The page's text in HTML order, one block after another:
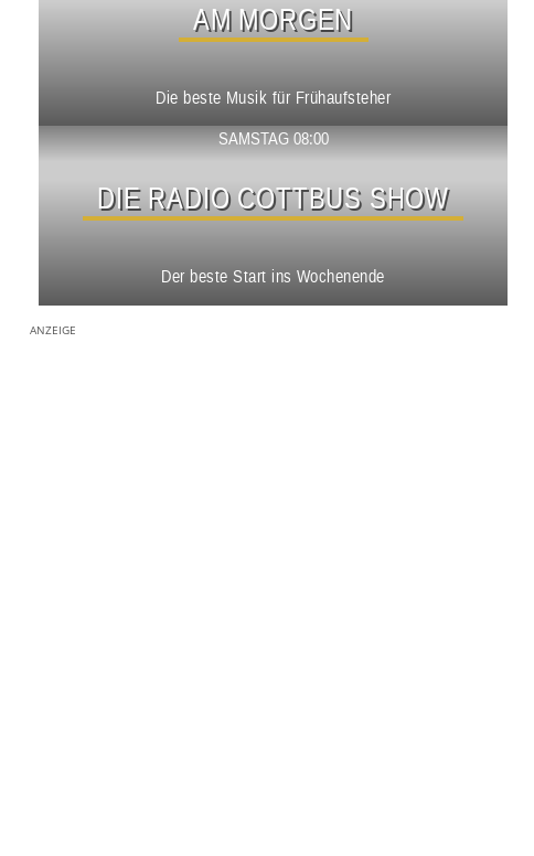
AM MORGEN
Die beste Musik für Frühaufsteher
SAMSTAG 08:00
DIE RADIO COTTBUS SHOW
Der beste Start ins Wochenende
Show ansehen